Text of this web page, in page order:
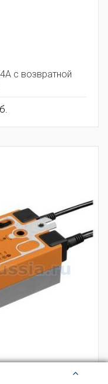
с возвратной